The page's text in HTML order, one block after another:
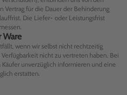
Vertrag für die Dauer der Behinderung
Die Liefer- oder Leistungsfrist
Ware
wenn wir selbst nicht rechtzeitig
nicht zu vertreten haben. Bei
unverzüglich informieren und eine
erstatten.